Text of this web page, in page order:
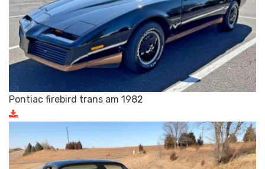
Pontiac firebird trans am 1982